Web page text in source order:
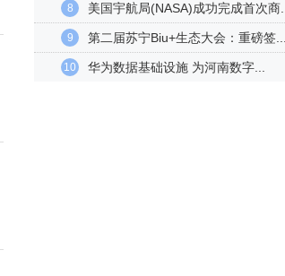
8 美国宇航局(NASA)成功完成首次商...
9 第二届苏宁Biu+生态大会：重磅签...
10 华为数据基础设施 为河南数字...